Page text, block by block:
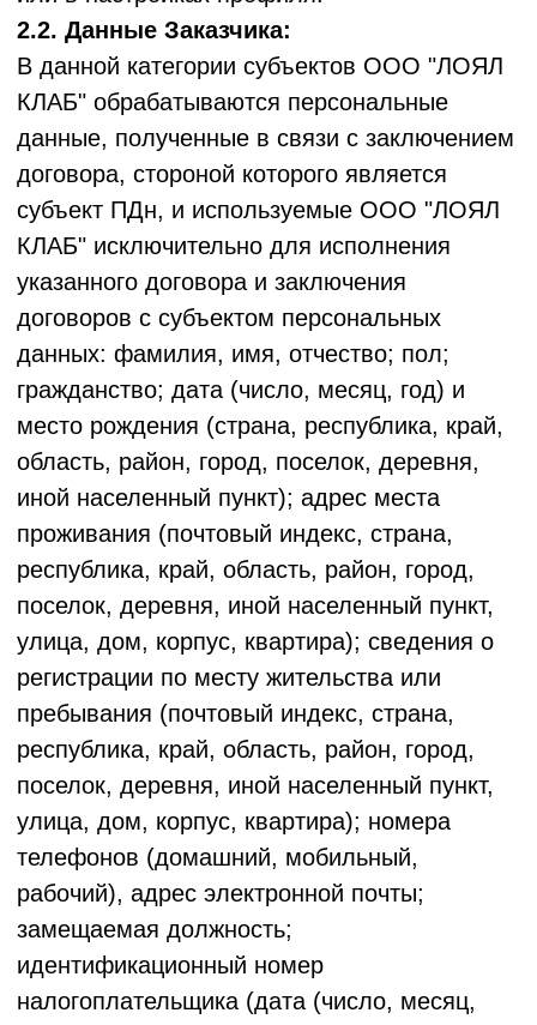
рождения; IP-адреса; данные устройства,
с которого осуществляется просмотр сайта,
мобильного приложения; другие данные
предоставленные Заказчиком
(не относящиеся к специальным
и биометрическим ПДн). Категория ПДн –
иная.
3. Цели обработки Персональных данных
ограничивается достижением конкретных,
заранее определенных и законных целей.
Не допускается обработка персональных
данных, несовместимая с целями сбора
персональных данных.
3.2. Цели обработки персональных данных
происходят в том числе из целей
фактически осуществляемой ООО "ЛОЯЛ
КЛАБ" деятельности, а также деятельности,
которая предусмотрена учредительными
документами, и конкретных бизнес-
процессов в конкретных информационных
системах персональных данных.
3.3. ООО "ЛОЯЛ КЛАБ" не осуществляет
сбор персональных данных Клиентов
Заказчиков и не обязан получать согласия
на обработку таких данных согласно
заключаемым с Заказчиками договорам.
3.4. Обработка персональных данных
Клиентов Заказчика осуществляется
по поручению Заказчика. Цели обработки
персональных данных определяются
заключенными с Заказчиками договорами. В
частности, в такие цели входит оказание
услуг по договору: проведение
маркетинговых кампаний, в том числе
электронных рассылок, создание сегментов
данных Клиентов, анализ данных Клиентов.
Цели обработки персональных данных
не могут противоречить законодательству